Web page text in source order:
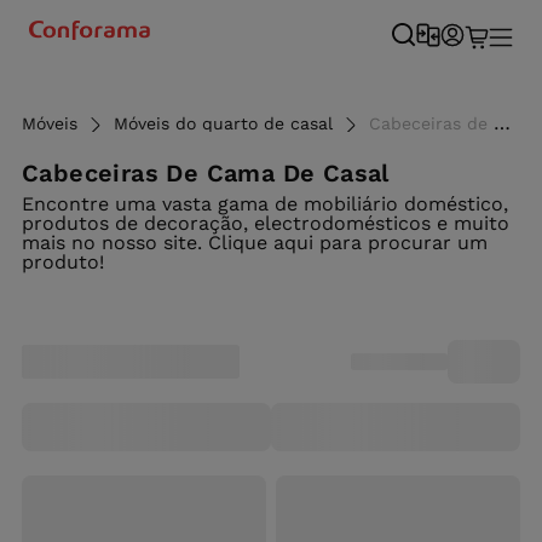
Móveis Móveis do quarto de casal Cabeceiras de cama casal e modelos modernos - Conforama
Cabeceiras De Cama De Casal
Encontre uma vasta gama de mobiliário doméstico,
produtos de decoração, electrodomésticos e muito
mais no nosso site. Clique aqui para procurar um
produto!